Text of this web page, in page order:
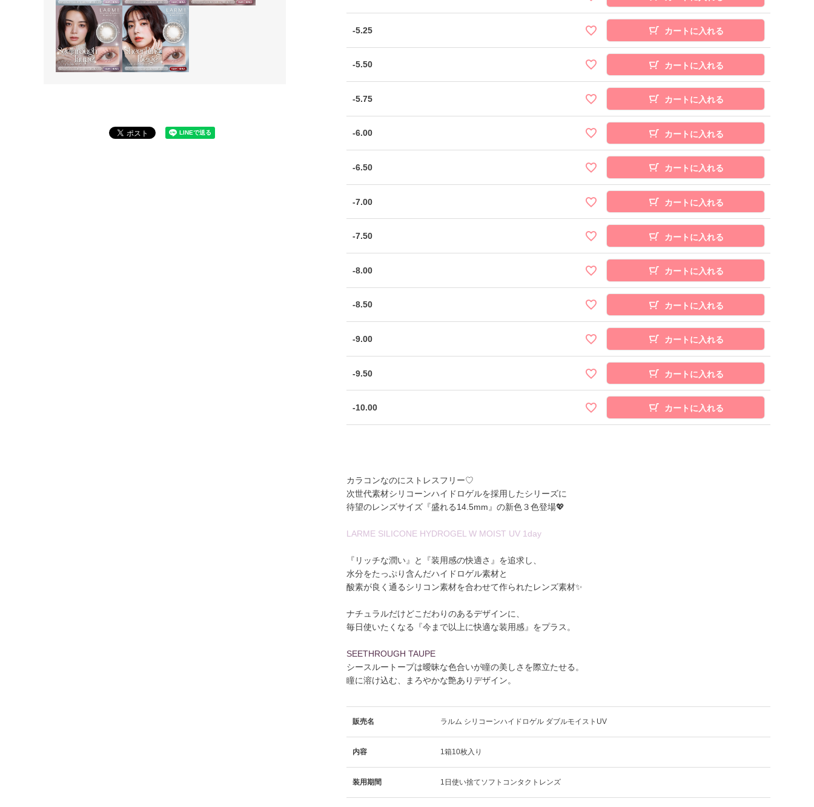
-5.25 カートに入れる
-5.50 カートに入れる
-5.75 カートに入れる
-6.00 カートに入れる
-6.50 カートに入れる
-7.00 カートに入れる
-7.50 カートに入れる
-8.00 カートに入れる
-8.50 カートに入れる
-9.00 カートに入れる
-9.50 カートに入れる
-10.00 カートに入れる
カラコンなのにストレスフリー♡
次世代素材シリコーンハイドロゲルを採用したシリーズに
待望のレンズサイズ『盛れる14.5mm』の新色３色登場💖
LARME SILICONE HYDROGEL W MOIST UV 1day
『リッチな潤い』と『装用感の快適さ』を追求し、
水分をたっぷり含んだハイドロゲル素材と
酸素が良く通るシリコン素材を合わせて作られたレンズ素材✨
ナチュラルだけどこだわりのあるデザインに、
毎日使いたくなる『今まで以上に快適な装用感』をプラス。
SEETHROUGH TAUPE
シースルートープは曖昧な色合いが瞳の美しさを際立たせる。
瞳に溶け込む、まろやかな艶ありデザイン。
販売名 ラルム シリコーンハイドロゲル ダブルモイストUV
内容 1箱10枚入り
装用期間 1日使い捨てソフトコンタクトレンズ